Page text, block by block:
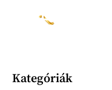
Kategóriák